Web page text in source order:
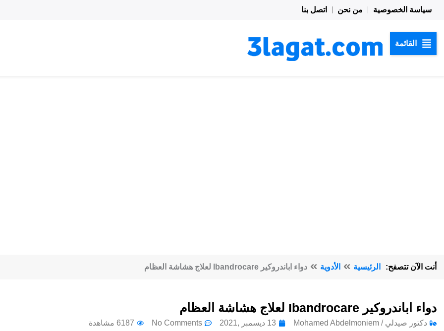
المحتوى
سياسة الخصوصية من نحن اتصل بنا
القائمة
أنت الآن تتصفح: الرئيسية الأدوية دواء اباندروكير Ibandrocare لعلاج هشاشة العظام
دواء اباندروكير Ibandrocare لعلاج هشاشة العظام
دكتور صيدلي / Mohamed Abdelmoniem 13 ديسمبر ,2021 No Comments
6187 مشاهدة